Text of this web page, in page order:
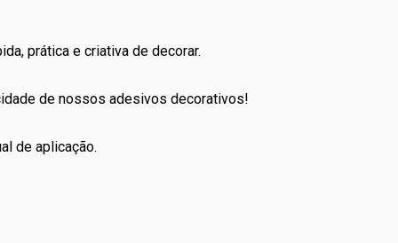
prática e criativa de decorar.
de nossos adesivos decorativos!
de aplicação.